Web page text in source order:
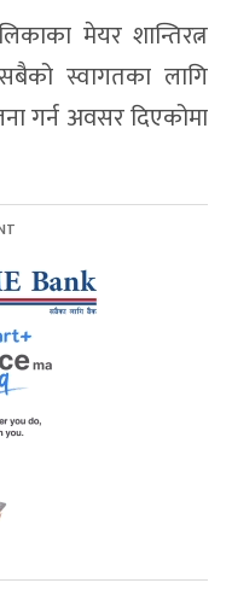
मेयर शान्तिरत्न
स्वागतका लागि
गर्न अवसर दिएकोमा